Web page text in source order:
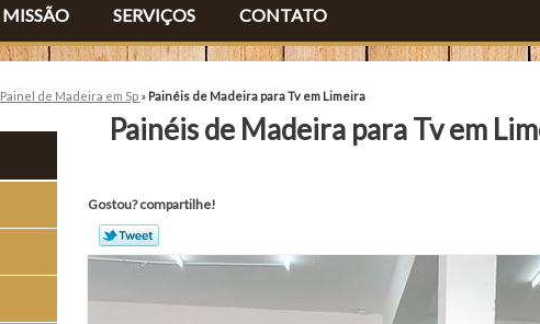
MISSÃO SERVIÇOS CONTATO
Painel de Madeira em Sp » Painéis de Madeira para Tv em Limeira
Painéis de Madeira para Tv em
Gostou? compartilhe!